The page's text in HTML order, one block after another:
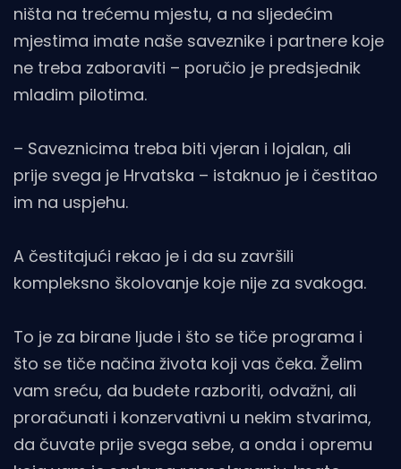
ništa na trećemu mjestu, a na sljedećim
mjestima imate naše saveznike i partnere koje
ne treba zaboraviti – poručio je predsjednik
mladim pilotima.
– Saveznicima treba biti vjeran i lojalan, ali
prije svega je Hrvatska – istaknuo je i čestitao
im na uspjehu.
A čestitajući rekao je i da su završili
kompleksno školovanje koje nije za svakoga.
To je za birane ljude i što se tiče programa i
što se tiče načina života koji vas čeka. Želim
vam sreću, da budete razboriti, odvažni, ali
proračunati i konzervativni u nekim stvarima,
da čuvate prije svega sebe, a onda i opremu